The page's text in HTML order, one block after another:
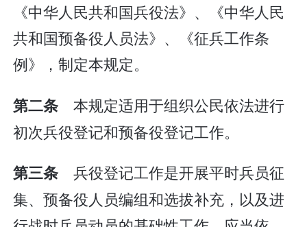
《中华人民共和国兵役法》、《中华人民
共和国预备役人员法》、《征兵工作条
例》，制定本规定。
第二条本规定适用于组织公民依法进行
初次兵役登记和预备役登记工作。
第三条兵役登记工作是开展平时兵员征
集、预备役人员编组和选拔补充，以及进